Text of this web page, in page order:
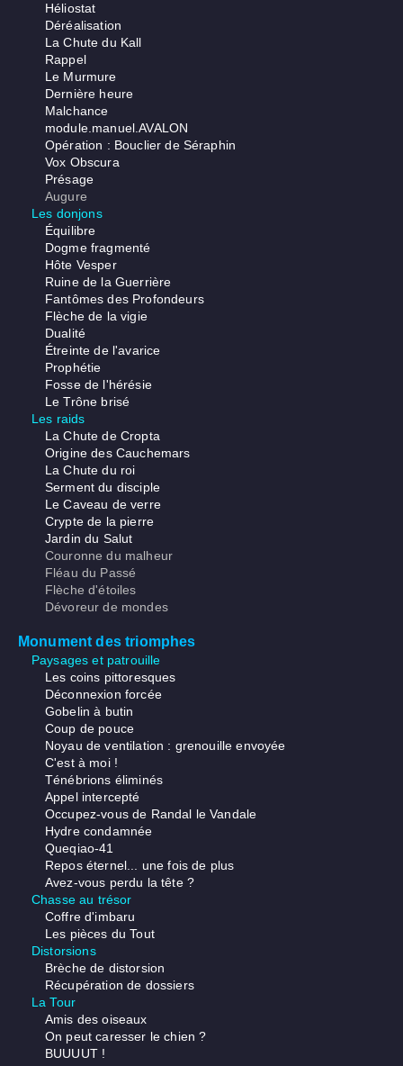
Héliostat
Déréalisation
La Chute du Kall
Rappel
Le Murmure
Dernière heure
Malchance
module.manuel.AVALON
Opération : Bouclier de Séraphin
Vox Obscura
Présage
Augure
Les donjons
Équilibre
Dogme fragmenté
Hôte Vesper
Ruine de la Guerrière
Fantômes des Profondeurs
Flèche de la vigie
Dualité
Étreinte de l'avarice
Prophétie
Fosse de l'hérésie
Le Trône brisé
Les raids
La Chute de Cropta
Origine des Cauchemars
La Chute du roi
Serment du disciple
Le Caveau de verre
Crypte de la pierre
Jardin du Salut
Couronne du malheur
Fléau du Passé
Flèche d'étoiles
Dévoreur de mondes
Monument des triomphes
Paysages et patrouille
Les coins pittoresques
Déconnexion forcée
Gobelin à butin
Coup de pouce
Noyau de ventilation : grenouille envoyée
C'est à moi !
Ténébrions éliminés
Appel intercepté
Occupez-vous de Randal le Vandale
Hydre condamnée
Queqiao-41
Repos éternel... une fois de plus
Avez-vous perdu la tête ?
Chasse au trésor
Coffre d'imbaru
Les pièces du Tout
Distorsions
Brèche de distorsion
Récupération de dossiers
La Tour
Amis des oiseaux
On peut caresser le chien ?
BUUUUT !